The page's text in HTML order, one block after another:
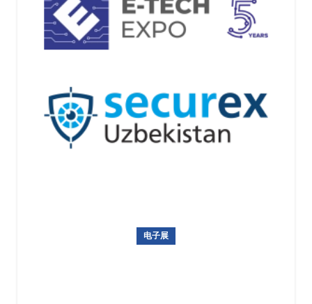
电子展